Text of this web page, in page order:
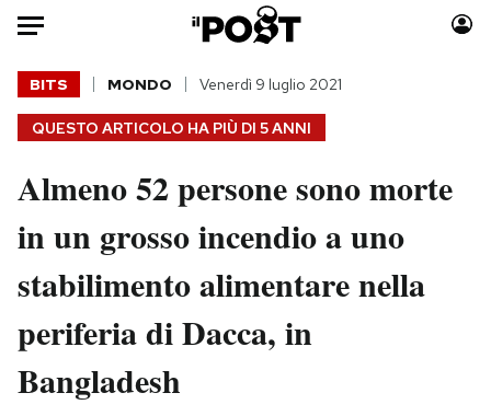
Auto
HOME
Italia
Politica
Tecnologia
Scienza
Cultura
Economia
Moda
Consumismi
Storie/Idee
Media
QUESTO ARTICOLO HA PIÙ DI 5 ANNI
BITS MONDO Venerdì 9 luglio 2021
Almeno 52 persone sono morte
in un grosso incendio a uno
stabilimento alimentare nella
periferia di Dacca, in
Bangladesh